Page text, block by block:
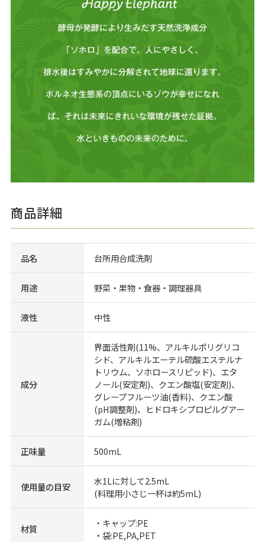
商品詳細
品名 台所用合成洗剤
用途 野菜・果物・食器・調理器具
液性 中性
成分
界面活性剤(11%、アルキルポリグリコ
シド、アルキルエーテル硫酸エステルナ
トリウム、ソホロースリピッド)、エタ
ノール(安定剤)、クエン酸塩(安定剤)、
グレープフルーツ油(香料)、クエン酸
(pH調整剤)、ヒドロキシプロピルグアー
ガム(増粘剤)
正味量 500mL
使用量の目安
水1Lに対して2.5mL
(料理用小さじ一杯は約5mL)
材質
・キャップ:PE
・袋:PE,PA,PET